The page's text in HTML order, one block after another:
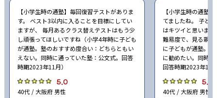
【小学生時の通塾】毎回復習テストがありま
す。 ベスト3以内に入ることを目標にしてい
ますが、 毎月あるクラス替えテストはもう少
し頑張ってほしいですね（小学4年時に子ども
が通塾。塾のおすすめ度合い：どちらともい
えない。同時に通っていた塾：公文式。回答
時期2023年11月）
5.0
40代 / 大阪府 男性
【小学生時の通塾
てましたね。 子ど
はキツイと思いま
難易度で、見る親
に子どもが通塾。
に勧めたい。同時
回答時期2023年11
5.0
40代 / 大阪府 男性